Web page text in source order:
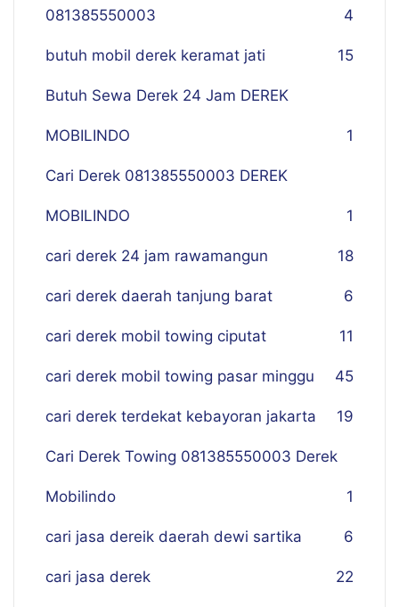
081385550003 4
butuh mobil derek keramat jati 15
Butuh Sewa Derek 24 Jam DEREK
MOBILINDO 1
Cari Derek 081385550003 DEREK
MOBILINDO 1
cari derek 24 jam rawamangun 18
cari derek daerah tanjung barat 6
cari derek mobil towing ciputat 11
cari derek mobil towing pasar minggu 45
cari derek terdekat kebayoran jakarta 19
Cari Derek Towing 081385550003 Derek
Mobilindo 1
cari jasa dereik daerah dewi sartika 6
cari jasa derek 22